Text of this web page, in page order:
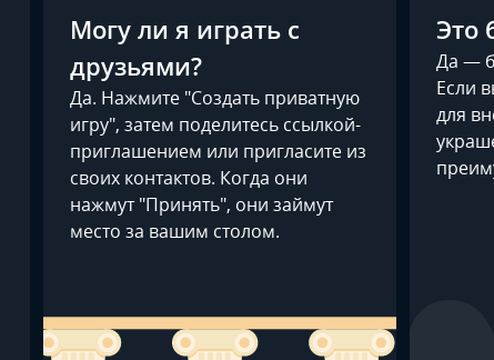
Могу ли я играть с
друзьями?
Да. Нажмите "Создать приватную
игру", затем поделитесь ссылкой-
приглашением или пригласите из
своих контактов. Когда они
нажмут "Принять", они займут
место за вашим столом.
Это
Да —
Если
для